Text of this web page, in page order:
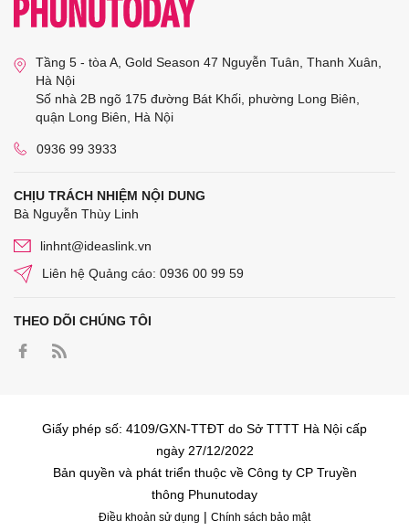
Tầng 5 - tòa A, Gold Season 47 Nguyễn Tuân, Thanh Xuân,
Hà Nội
Số nhà 2B ngõ 175 đường Bát Khối, phường Long Biên,
quận Long Biên, Hà Nội
0936 99 3933
CHỊU TRÁCH NHIỆM NỘI DUNG
Bà Nguyễn Thùy Linh
linhnt@ideaslink.vn
Liên hệ Quảng cáo: 0936 00 99 59
THEO DÕI CHÚNG TÔI
Giấy phép số: 4109/GXN-TTĐT do Sở TTTT Hà Nội cấp
ngày 27/12/2022
Bản quyền và phát triển thuộc về Công ty CP Truyền
thông Phunutoday
Điều khoản sử dụng | Chính sách bảo mật